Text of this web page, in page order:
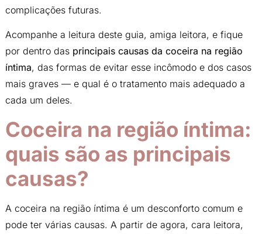
complicações futuras.
Acompanhe a leitura deste guia, amiga leitora, e fique
por dentro das principais causas da coceira na região
íntima, das formas de evitar esse incômodo e dos casos
mais graves — e qual é o tratamento mais adequado a
cada um deles.
Coceira na região íntima:
quais são as principais
causas?
A coceira na região íntima é um desconforto comum e
pode ter várias causas. A partir de agora, cara leitora,